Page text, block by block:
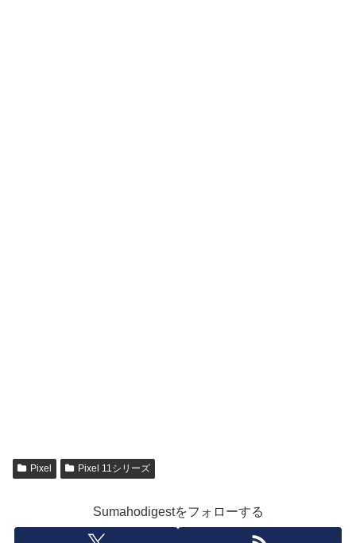
Pixel Pixel 11シリーズ
Sumahodigestをフォローする